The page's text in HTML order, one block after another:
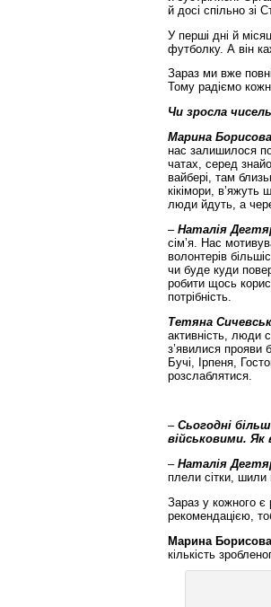
й досі спільно зі
У перші дні й
футболку. А він
Зараз ми вже
Тому радіємо
Чи зросла
Марина
нас залишилося
чатах, серед
вайбері, там
кікімори,
люди йдуть, а
–Наталія
сім’я. Нас
волонтерів
чи буде куди
робити щось
потрібність.
Тетяна
активність, люди
з’явилися прояви
Бучі, Ірпеня,
розслаблятися.
– Сьогодні
військовими. Як
–Наталія
плели сітки, шили
Зараз у кожного є
рекомендацією,
Марина
кількість